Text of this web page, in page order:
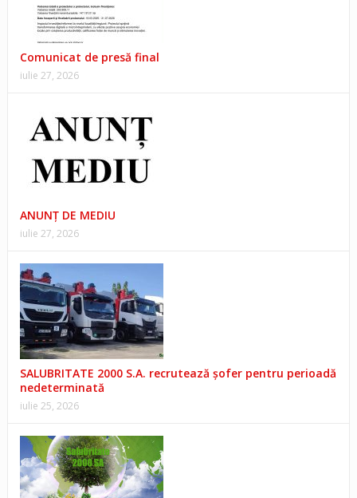
Comunicat de presă final
iulie 27, 2026
ANUNŢ DE MEDIU
iulie 27, 2026
SALUBRITATE 2000 S.A. recrutează șofer pentru perioadă
nedeterminată
iulie 25, 2026